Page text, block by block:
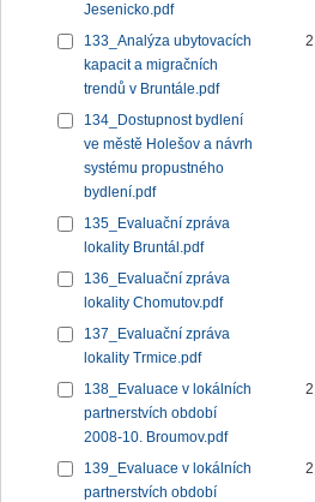
Jesenicko.pdf
133_Analýza ubytovacích
kapacit a migračních
trendů v Bruntále.pdf
134_Dostupnost bydlení
ve městě Holešov a návrh
systému propustného
bydlení.pdf
135_Evaluační zpráva
lokality Bruntál.pdf
136_Evaluační zpráva
lokality Chomutov.pdf
137_Evaluační zpráva
lokality Trmice.pdf
138_Evaluace v lokálních
partnerstvích období
2008-10. Broumov.pdf
139_Evaluace v lokálních
partnerstvích období